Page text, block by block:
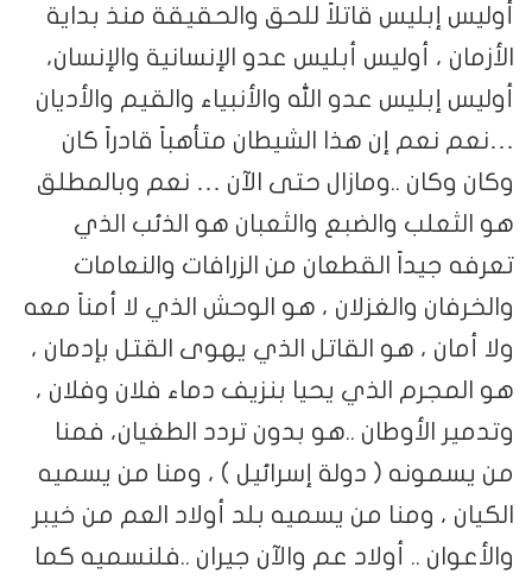
أوليس إبليس قاتلاً للحق والحقيقة منذ بداية
الأزمان ، أوليس أبليس عدو الإنسانية والإنسان،
أوليس إبليس عدو الله والأنبياء والقيم والأديان
…نعم نعم إن هذا الشيطان متأهباً قادراً كان
وكان وكان ..ومازال حتى الآن … نعم وبالمطلق
هو الثعلب والضبع والثعبان هو الذئب الذي
تعرفه جيداً القطعان من الزرافات والنعامات
والخرفان والغزلان ، هو الوحش الذي لا أمناً معه
ولا أمان ، هو القاتل الذي يهوى القتل بإدمان ،
هو المجرم الذي يحيا بنزيف دماء فلان وفلان ،
وتدمير الأوطان ..هو بدون تردد الطغيان، فمنا
من يسمونه ( دولة إسرائيل ) ، ومنا من يسميه
الكيان ، ومنا من يسميه بلد أولاد العم من خيبر
والأعوان .. أولاد عم والآن جيران ..فلنسميه كما